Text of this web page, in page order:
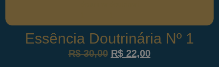
Essência Doutrinária Nº 1
R$30,00 R$22,00